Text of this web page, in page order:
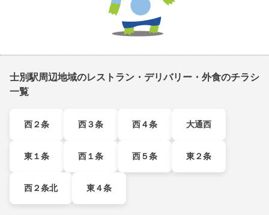
士別駅周辺地域のレストラン・デリバリー・外食のチラシ
一覧
西２条 西３条 西４条 大通西
東１条 西１条 西５条 東２条
西２条北 東４条